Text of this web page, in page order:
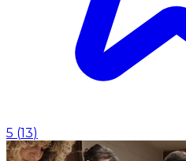
5 (13)